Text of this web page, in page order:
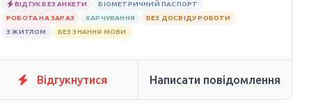
ВІДГУК БЕЗ АНКЕТИ
БІОМЕТРИЧНИЙ ПАСПОРТ
РОБОТА НА ЗАРАЗ
ХАРЧУВАННЯ
БЕЗ ДОСВІДУ РОБОТИ
З ЖИТЛОМ
БЕЗ ЗНАННЯ МОВИ
Відгукнутися Написати повідомлення